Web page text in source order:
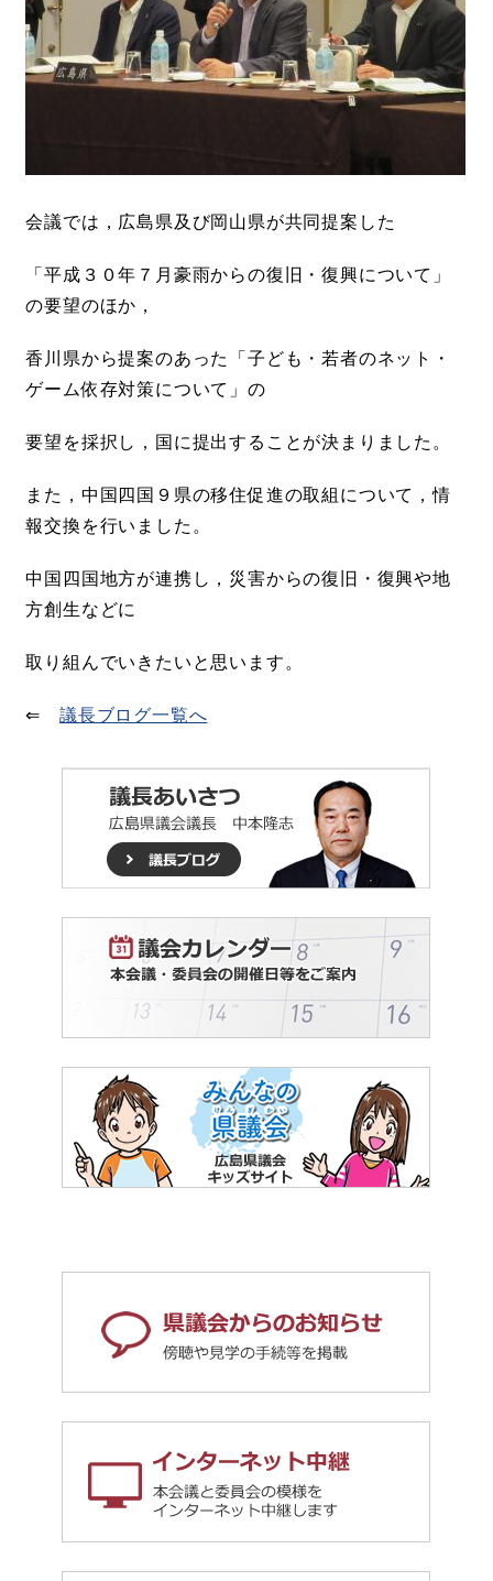
会議では，広島県及び岡山県が共同提案した
「平成３０年７月豪雨からの復旧・復興について」
の要望のほか，
香川県から提案のあった「子ども・若者のネット・
ゲーム依存対策について」の
要望を採択し，国に提出することが決まりました。
また，中国四国９県の移住促進の取組について，情
報交換を行いました。
中国四国地方が連携し，災害からの復旧・復興や地
方創生などに
取り組んでいきたいと思います。
⇐議長ブログ一覧へ